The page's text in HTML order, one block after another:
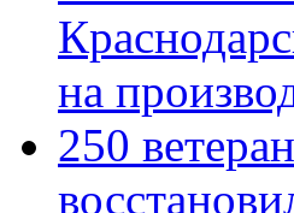
на
250